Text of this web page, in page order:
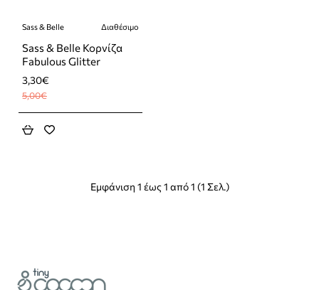
-34%
Sass & Belle Διαθέσιμο
Sass & Belle Κορνίζα
Fabulous Glitter
3,30€
5,00€
Εμφάνιση 1 έως 1 από 1 (1 Σελ.)